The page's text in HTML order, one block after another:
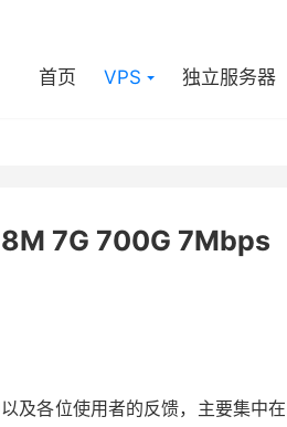
首页 VPS 独立服务器
7G 700G 7Mbps
及各位使用者的反馈，主要集中在